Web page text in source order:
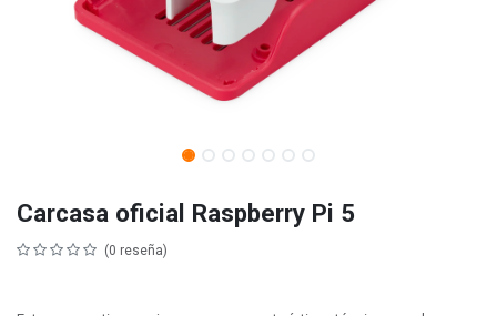
Carcasa oficial Raspberry Pi 5
(0 reseña)